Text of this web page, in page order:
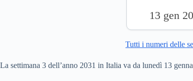
13 gen
Tutti i numeri delle
La settimana 3 dell’anno 2031 in Italia va da lunedì 13